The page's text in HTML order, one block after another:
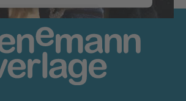
Mehr Informationen
Akzeptieren
by Usercentrics Consent
Management Platform